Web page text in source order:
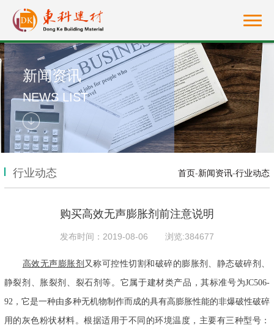
新闻资讯
NEWS LIST
行业动态 首页-新闻资讯-行业动态
购买高效无声膨胀剂前注意说明
发布时间：2019-08-06 浏览:384677
高效无声膨胀剂 又称可控性切割和破碎的膨胀剂、静态破碎剂、
静裂剂、胀裂剂、裂石剂等。它属于建材类产品，其标准号为JC506-
92，它是一种由多种无机物制作而成的具有高膨胀性能的非爆破性破碎
用的灰色粉状材料。根据适用于不同的环境温度，主要有三种型号：